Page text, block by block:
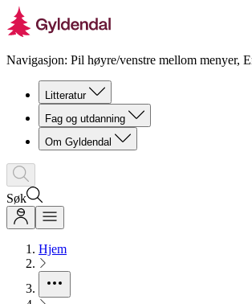
Navigasjon: Pil høyre/venstre mellom menyer,
Litteratur
Fag og utdanning
Om Gyldendal
Søk
Hjem